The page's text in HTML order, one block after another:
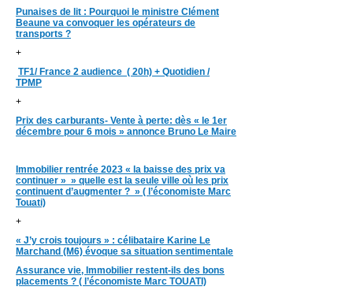
Punaises de lit : Pourquoi le ministre Clément
Beaune va convoquer les opérateurs de
transports ?
+
TF1/ France 2 audience ( 20h) + Quotidien /
TPMP
+
Prix des carburants- Vente à perte: dès « le 1er
décembre pour 6 mois » annonce Bruno Le Maire
Immobilier rentrée 2023 « la baisse des prix va
continuer » » quelle est la seule ville où les prix
continuent d’augmenter ? » ( l’économiste Marc
Touati)
+
« J’y crois toujours » : célibataire Karine Le
Marchand (M6) évoque sa situation sentimentale
Assurance vie, Immobilier restent-ils des bons
placements ? ( l’économiste Marc TOUATI)